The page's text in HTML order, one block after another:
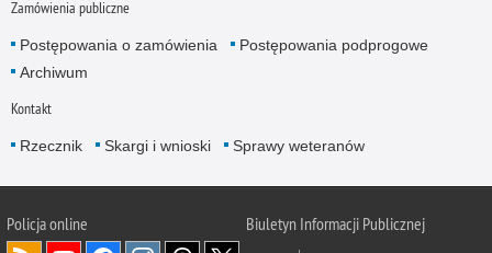
Zamówienia publiczne
Postępowania o zamówienia
Postępowania podprogowe
Archiwum
Kontakt
Rzecznik Skargi i wnioski Sprawy weteranów
Policjaonline
Biuletyn Informacji Publicznej